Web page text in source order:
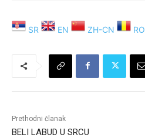
SR EN ZH-CN RO
Prethodni članak
BELI LABUD U SRCU